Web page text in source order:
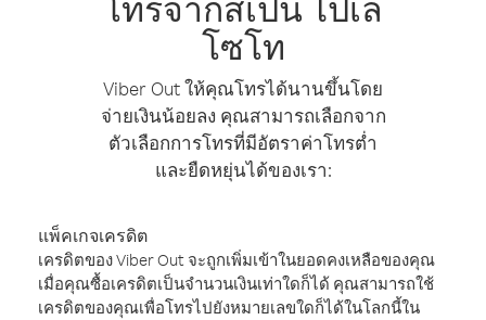
โซโท
Viber Out ให้คุณโทรได้นานขึ้นโดย
จ่ายเงินน้อยลง คุณสามารถเลือกจาก
ตัวเลือกการโทรที่มีอัตราค่าโทรต่ำ
และยืดหยุ่นได้ของเรา:
แพ็คเกจเครดิต
เครดิตของ Viber Out จะถูกเพิ่มเข้าในยอดคงเหลือของคุณ
เมื่อคุณซื้อเครดิตเป็นจำนวนเงินเท่าใดก็ได้ คุณสามารถใช้
เครดิตของคุณเพื่อโทรไปยังหมายเลขใดก็ได้ในโลกนี้ใน